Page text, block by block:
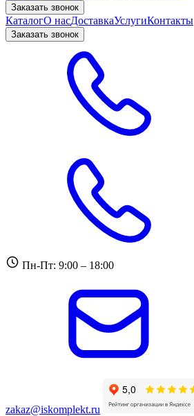
Заказать звонок
КаталогО насДоставкаУслугиКонтакты
Заказать звонок
Пн-Пт: 9:00 – 18:00
zakaz@iskomplekt.ru